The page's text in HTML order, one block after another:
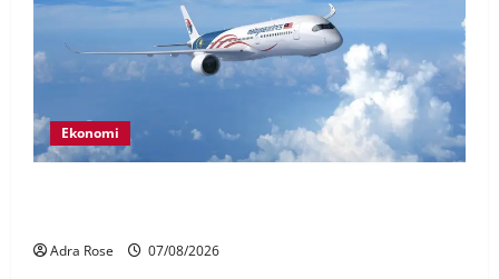
Ekonomi
Adra Rose 07/08/2026